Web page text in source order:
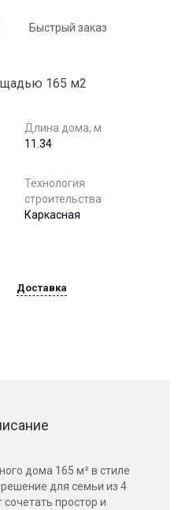
Быстрый заказ
165 м2
Длина дома, м
11.34
Технология
строительства
Каркасная
Доставка
дома 165 м² в стиле
для семьи из 4
сочетать простор и